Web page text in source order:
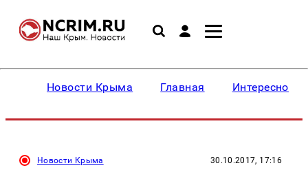
Новости Крыма Главная Интересное
Новости Крыма 30.10.2017, 17:16